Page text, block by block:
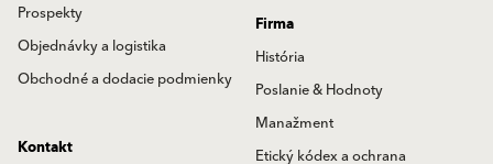
Prospekty
Objednávky a logistika
Obchodné a dodacie podmienky
Firma
História
Poslanie & Hodnoty
Manažment
Etický kódex a ochrana
Kontakt